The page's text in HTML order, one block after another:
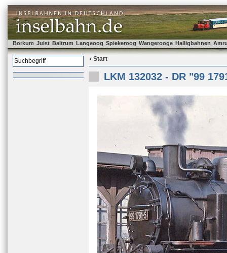
Borkum Juist Baltrum Langeoog Spiekeroog Wangerooge Halligbahnen
Start
LKM 132032 - DR "99